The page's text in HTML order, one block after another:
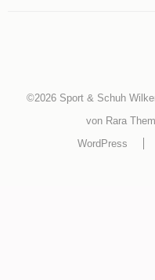
©2026 Sport & Schuh
von Rara
WordPress